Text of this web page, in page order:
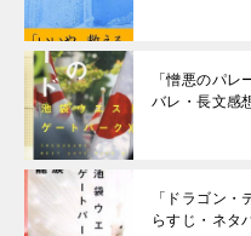
「憎悪のパ
バレ・長文感
「ドラゴン
らすじ・ネタ